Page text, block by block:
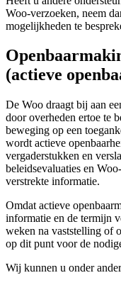
Woo-verzoeken, neem
mogelijkheden te
(actieve
De Woo draagt bij aan
door overheden ertoe te
beweging op een
wordt actieve
vergaderstukken en
beleidsevaluaties en
verstrekte informatie.
Omdat actieve
informatie en de termijn
weken na vaststelling of
op dit punt voor de
Wij kunnen u onder